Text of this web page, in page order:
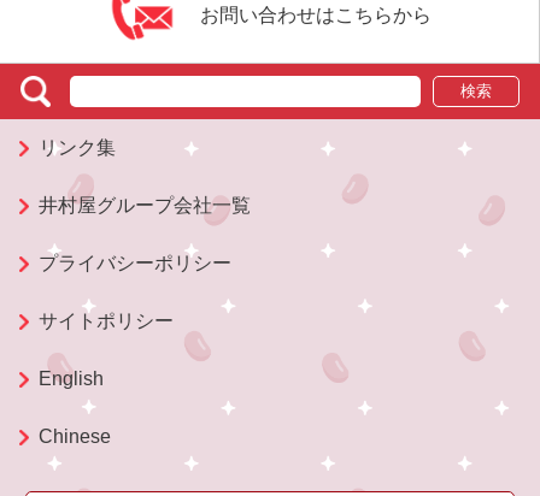
お問い合わせはこちらから
検索
リンク集
井村屋グループ会社一覧
プライバシーポリシー
サイトポリシー
English
Chinese